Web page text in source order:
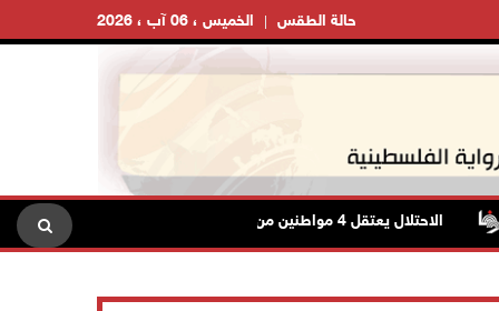
الخميس ، 06 آب ، 2026 حالة الطقس
الاحتلال يعتقل 4 مواطنين من محافظة نابلس الاحتلال